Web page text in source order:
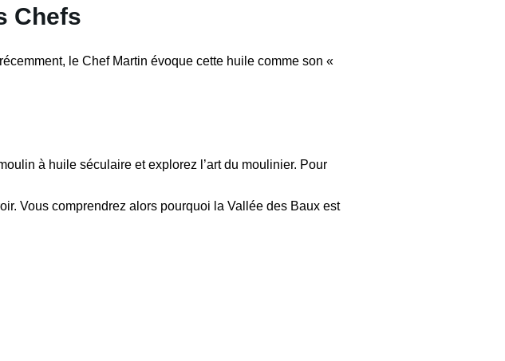
Chefs
le Chef Martin évoque cette huile comme son «
à huile séculaire et explorez l’art du moulinier. Pour
Vous comprendrez alors pourquoi la Vallée des Baux est